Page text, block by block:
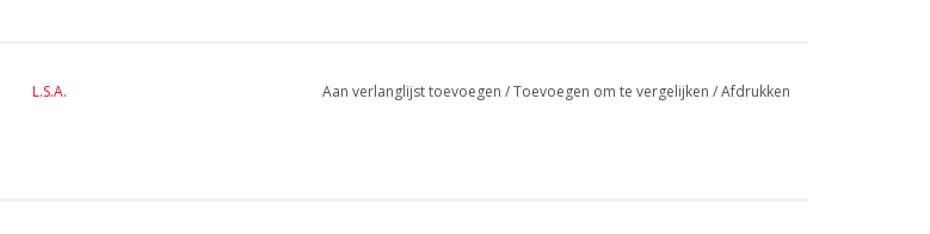
L.S.A. Aan verlanglijst toevoegen /Toevoegen om te vergelijken /Afdrukken